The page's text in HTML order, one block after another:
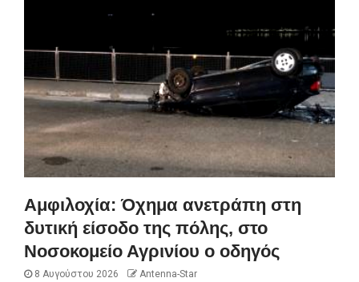
Αμφιλοχία: Όχημα ανετράπη στη
δυτική είσοδο της πόλης, στο
Νοσοκομείο Αγρινίου ο οδηγός
8 Αυγούστου 2026 Antenna-Star